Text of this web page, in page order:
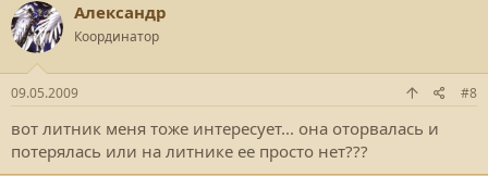
Александр
Координатор
09.05.2009 #8
вот литник меня тоже интересует... она оторвалась и
потерялась или на литнике ее просто нет???